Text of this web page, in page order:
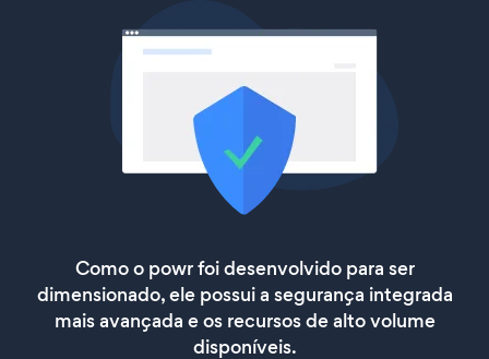
Como o powr foi desenvolvido para ser
dimensionado, ele possui a segurança integrada
mais avançada e os recursos de alto volume
disponíveis.